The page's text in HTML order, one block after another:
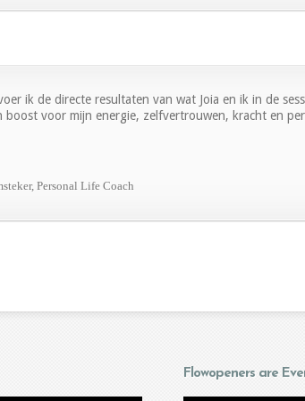
ik de directe resultaten van wat Joia en ik in de
boost voor mijn energie, zelfvertrouwen, kracht en
Personal Life Coach
Flowopeners are